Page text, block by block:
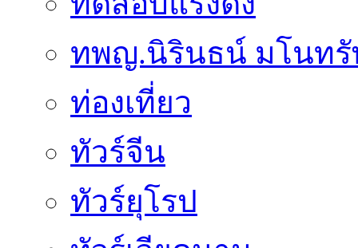
ทพญ.นิรินธน์ มโนท
ท่องเที่ยว
ทัวร์จีน
ทัวร์ยุโรป